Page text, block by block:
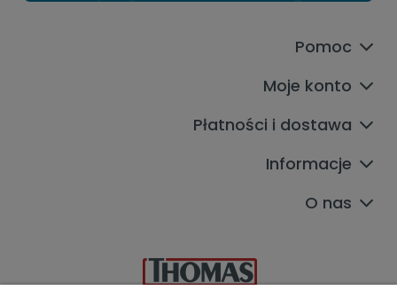
Pomoc
Moje konto
Płatności i dostawa
Informacje
O nas